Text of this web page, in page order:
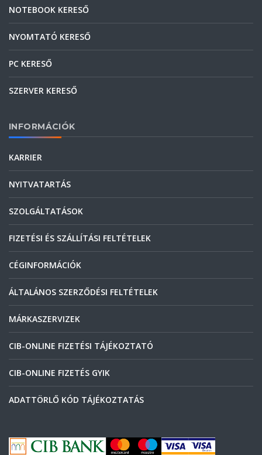
NOTEBOOK KERESŐ
NYOMTATÓ KERESŐ
PC KERESŐ
SZERVER KERESŐ
INFORMÁCIÓK
KARRIER
NYITVATARTÁS
SZOLGÁLTATÁSOK
FIZETÉSI ÉS SZÁLLÍTÁSI FELTÉTELEK
CÉGINFORMÁCIÓK
ÁLTALÁNOS SZERZŐDÉSI FELTÉTELEK
MÁRKASZERVIZEK
CIB-ONLINE FIZETÉSI TÁJÉKOZTATÓ
CIB-ONLINE FIZETÉS GYIK
ADATTÖRLŐ KÓD TÁJÉKOZTATÁS